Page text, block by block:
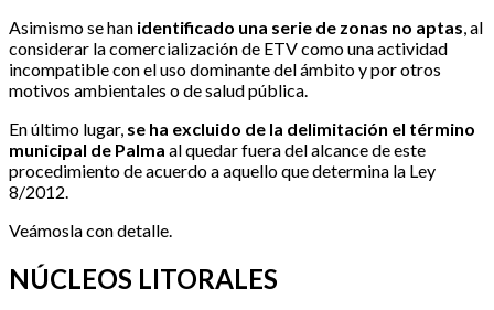
Asimismo se han identificado una serie de zonas no aptas , al
considerar la comercialización de ETV como una actividad
incompatible con el uso dominante del ámbito y por otros
motivos ambientales o de salud pública.
En último lugar, se ha excluido de la delimitación el término
municipal de Palma al quedar fuera del alcance de este
procedimiento de acuerdo a aquello que determina la Ley
8/2012.
Veámosla con detalle.
NÚCLEOS LITORALES